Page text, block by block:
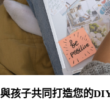
與孩子共同打造您的